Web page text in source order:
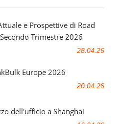
e Prospettive di Road
Trimestre 2026
28.04.26
Europe 2026
20.04.26
dell'ufficio a Shanghai